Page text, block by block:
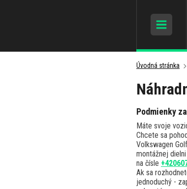
Úvodná stránka
Podmienky
Máte svoje
Chcete sa
Volkswagen
montážnej
na čísle
Ak sa
jednoduchý -